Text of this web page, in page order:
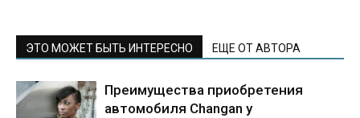
ЭТО МОЖЕТ БЫТЬ ИНТЕРЕСНО ЕЩЕ ОТ АВТОРА
Преимущества приобретения
автомобиля Changan у